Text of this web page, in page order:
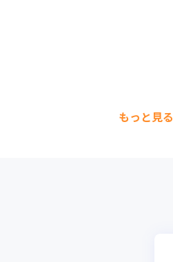
もっと見る